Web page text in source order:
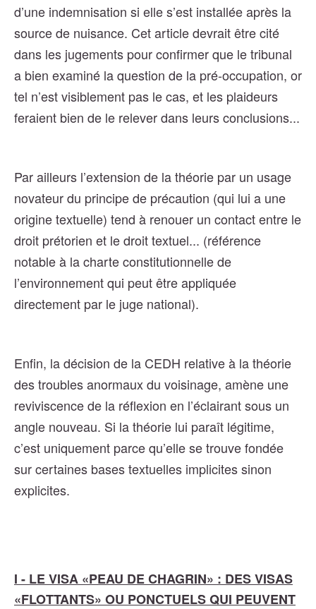
d’une indemnisation si elle s’est installée après la
source de nuisance. Cet article devrait être cité
dans les jugements pour confirmer que le tribunal
a bien examiné la question de la pré-occupation, or
tel n’est visiblement pas le cas, et les plaideurs
feraient bien de le relever dans leurs conclusions...
Par ailleurs l’extension de la théorie par un usage
novateur du principe de précaution (qui lui a une
origine textuelle) tend à renouer un contact entre le
droit prétorien et le droit textuel... (référence
notable à la charte constitutionnelle de
l’environnement qui peut être appliquée
directement par le juge national).
Enfin, la décision de la CEDH relative à la théorie
des troubles anormaux du voisinage, amène une
reviviscence de la réflexion en l’éclairant sous un
angle nouveau. Si la théorie lui paraît légitime,
c’est uniquement parce qu’elle se trouve fondée
sur certaines bases textuelles implicites sinon
explicites.
I - LE VISA «PEAU DE CHAGRIN» : DES VISAS
«FLOTTANTS» OU PONCTUELS QUI PEUVENT